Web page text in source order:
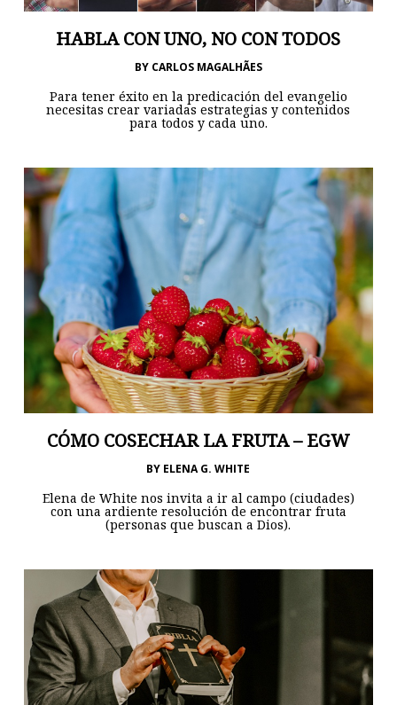
HABLA CON UNO, NO CON TODOS
BY CARLOS MAGALHÃES
Para tener éxito en la predicación del evangelio
necesitas crear variadas estrategias y contenidos
para todos y cada uno.
CÓMO COSECHAR LA FRUTA – EGW
BY ELENA G. WHITE
Elena de White nos invita a ir al campo (ciudades)
con una ardiente resolución de encontrar fruta
(personas que buscan a Dios).